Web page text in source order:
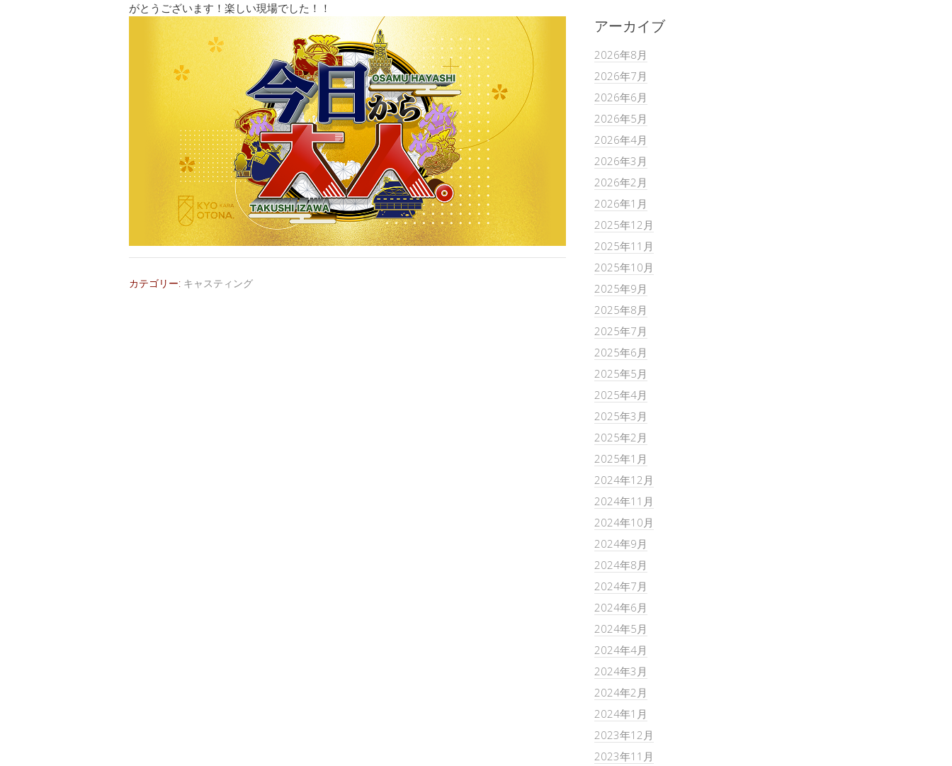
がとうございます！楽しい現場でした！！
カテゴリー: キャスティング
アーカイブ
2026年8月
2026年7月
2026年6月
2026年5月
2026年4月
2026年3月
2026年2月
2026年1月
2025年12月
2025年11月
2025年10月
2025年9月
2025年8月
2025年7月
2025年6月
2025年5月
2025年4月
2025年3月
2025年2月
2025年1月
2024年12月
2024年11月
2024年10月
2024年9月
2024年8月
2024年7月
2024年6月
2024年5月
2024年4月
2024年3月
2024年2月
2024年1月
2023年12月
2023年11月